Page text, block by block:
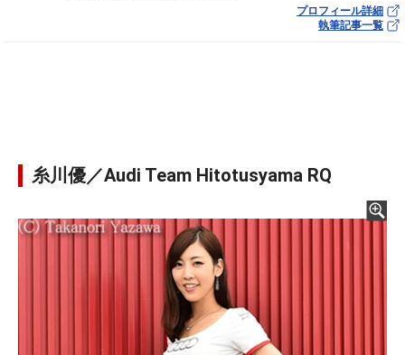
プロフィール詳細
執筆記事一覧
糸川優／Audi Team Hitotusyama RQ